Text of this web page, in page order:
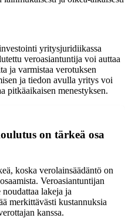
yritysjuridiikassa
veroasiantuntija voi auttaa
ja varmistaa verotuksen
ja tiedon avulla yritys voi
pitkäaikaisen menestyksen.
on tärkeä osa
koska verolainsäädäntö on
Veroasiantuntijan
lakeja ja
merkittävästi kustannuksia
kanssa.